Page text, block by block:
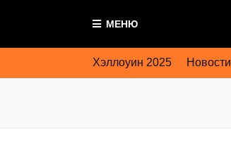
МЕНЮ
Хэллоуин 2025 Новости